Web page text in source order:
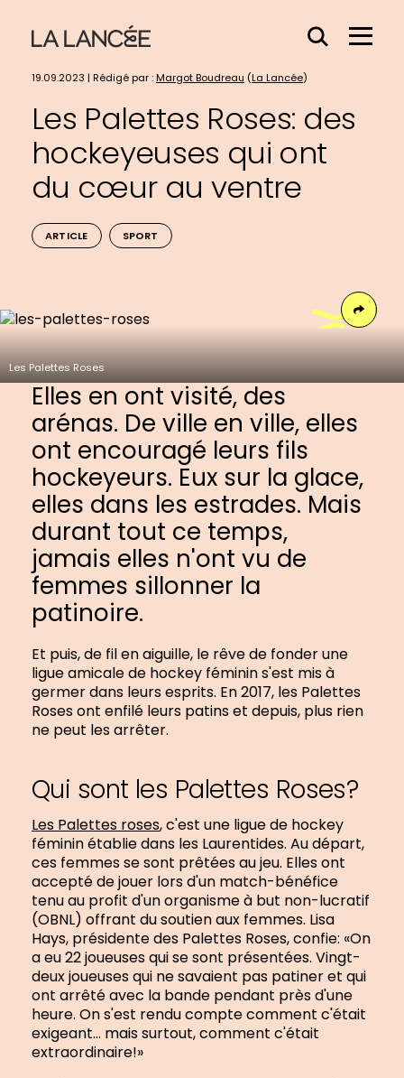
Effacer
champs
Menu
19.09.2023 | Rédigé par :Margot Boudreau (La Lancée)
Les Palettes Roses: des
hockeyeuses qui ont
du cœur au ventre
ARTICLE SPORT
Les Palettes Roses
Elles en ont visité, des
arénas. De ville en ville, elles
ont encouragé leurs fils
hockeyeurs. Eux sur la glace,
elles dans les estrades. Mais
durant tout ce temps,
jamais elles n'ont vu de
femmes sillonner la
patinoire.
Et puis, de fil en aiguille, le rêve de fonder une
ligue amicale de hockey féminin s'est mis à
germer dans leurs esprits. En 2017, les Palettes
Roses ont enfilé leurs patins et depuis, plus rien
ne peut les arrêter.
Qui sont les Palettes Roses?
Les Palettes roses, c'est une ligue de hockey
féminin établie dans les Laurentides. Au départ,
ces femmes se sont prêtées au jeu. Elles ont
accepté de jouer lors d'un match-bénéfice
tenu au profit d'un organisme à but non-lucratif
(OBNL) offrant du soutien aux femmes. Lisa
Hays, présidente des Palettes Roses, confie: «On
a eu 22 joueuses qui se sont présentées. Vingt-
deux joueuses qui ne savaient pas patiner et qui
ont arrêté avec la bande pendant près d'une
heure. On s'est rendu compte comment c'était
exigeant… mais surtout, comment c'était
extraordinaire!»